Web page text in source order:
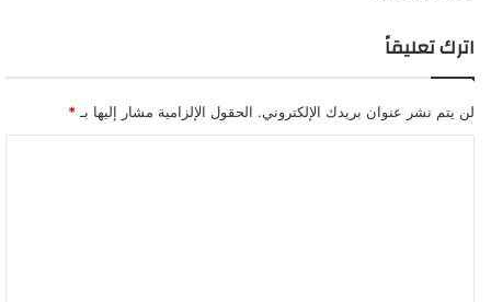
اترك تعليقاً
لن يتم نشر عنوان بريدك الإلكتروني. الحقول الإلزامية مشار إليها بـ *